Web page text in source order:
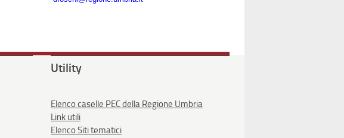
Utility
Elenco caselle PEC della Regione Umbria
Link utili
Elenco Siti tematici